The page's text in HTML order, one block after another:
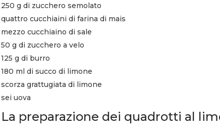
250 g di zucchero semolato
quattro cucchiaini di farina di mais
mezzo cucchiaino di sale
50 g di zucchero a velo
125 g di burro
180 ml di succo di limone
scorza grattugiata di limone
sei uova
La preparazione dei quadrotti al